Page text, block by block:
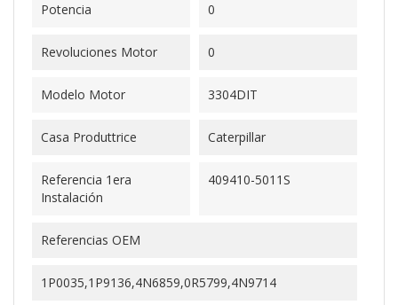
Potencia 0
Revoluciones Motor 0
Modelo Motor 3304DIT
Casa Produttrice Caterpillar
Referencia 1era
Instalación
409410-5011S
Referencias OEM
1P0035,1P9136,4N6859,0R5799,4N9714